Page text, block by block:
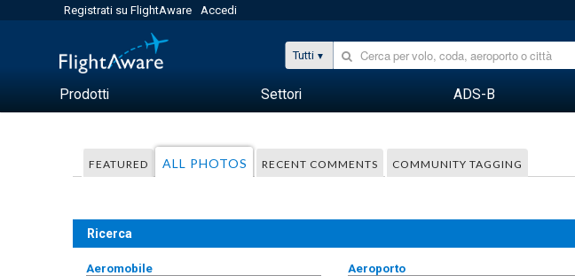
Registrati su FlightAware Accedi
Tutti
Prodotti Settori ADS-B
FEATURED ALL PHOTOS RECENT COMMENTS COMMUNITY TAGGING
Ricerca
Aeromobile Aeroporto